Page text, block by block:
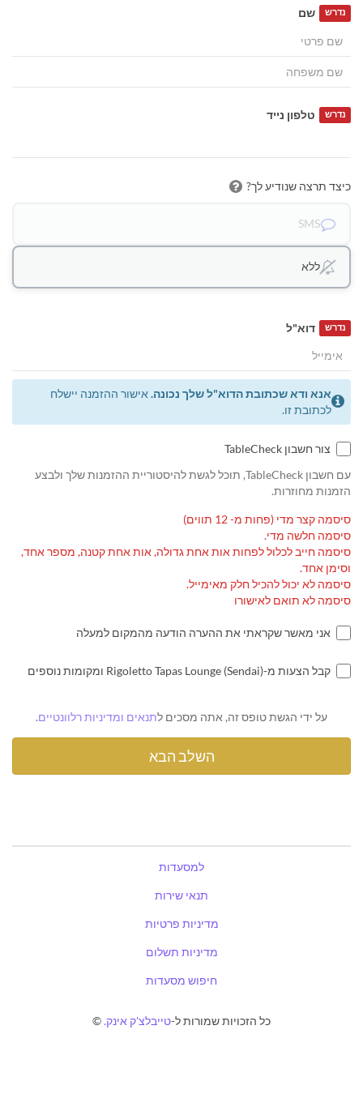
שם נדרש
טלפון נייד נדרש
כיצד תרצה שנודיע לך?
SMS
ללא
דוא"ל נדרש
אנא ודא שכתובת הדוא"ל שלך נכונה. אישור ההזמנה יישלח
לכתובת זו.
צור חשבון TableCheck
עם חשבון TableCheck, תוכל לגשת להיסטוריית ההזמנות שלך ולבצע
הזמנות מחוזרות.
סיסמה קצר מדי (פחות מ- 12 תווים)
סיסמה חלשה מדי.
סיסמה חייב לכלול לפחות אות אחת גדולה, אות אחת קטנה, מספר אחד,
וסימן אחד.
סיסמה לא יכול להכיל חלק מאימייל.
סיסמה לא תואם לאישורו
אני מאשר שקראתי את ההערה הודעה מהמקום למעלה
קבל הצעות מ-Rigoletto Tapas Lounge (Sendai) ומקומות נוספים
על ידי הגשת טופס זה, אתה מסכים לתנאים ומדיניות רלוונטיים.
למסעדות
תנאי שירות
מדיניות פרטיות
מדיניות תשלום
חיפוש מסעדות
כל הזכויות שמורות ל-טייבלצ'ק אינק.©